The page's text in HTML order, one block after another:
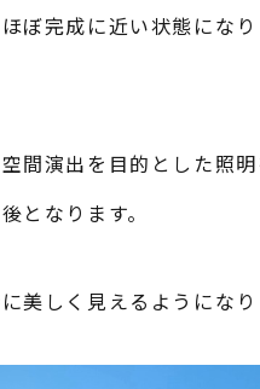
ぼ完成に近い状態にな
間演出を目的とした照
となります。
美しく見えるようになり